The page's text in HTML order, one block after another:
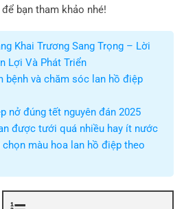
bạn tham khảo nhé!
Khai Trương Sang Trọng – Lời
Lợi Và Phát Triển
bệnh và chăm sóc lan hồ điệp
nở đúng tết nguyên đán 2025
được tưới quá nhiều hay ít nước
màu hoa lan hồ điệp theo